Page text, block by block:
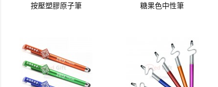
按壓塑膠原子筆 糖果色中性筆